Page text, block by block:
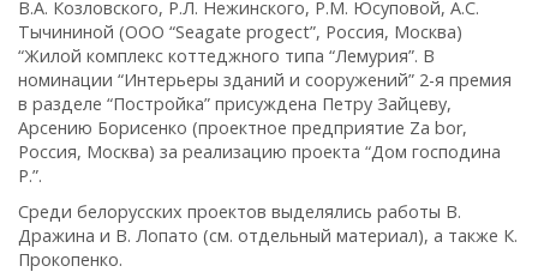
В.А. Козловского, Р.Л. Нежинского, Р.М. Юсуповой, А.С.
Тычининой (ООО “Seagate progect”, Россия, Москва)
“Жилой комплекс коттеджного типа “Лемурия”. В
номинации “Интерьеры зданий и сооружений” 2-я премия
в разделе “Постройка” присуждена Петру Зайцеву,
Арсению Борисенко (проектное предприятие Za bor,
Россия, Москва) за реализацию проекта “Дом господина
Р.”.
Среди белорусских проектов выделялись работы В.
Дражина и В. Лопато (см. отдельный материал), а также К.
Прокопенко.